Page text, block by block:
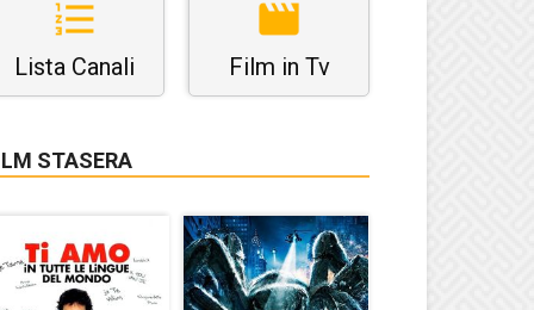
Lista Canali Film in Tv
STASERA